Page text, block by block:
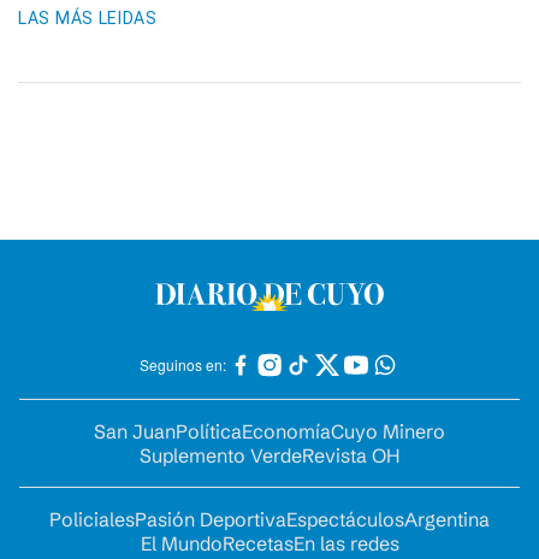
LAS MÁS LEIDAS
Seguinos en:
San JuanPolíticaEconomíaCuyo Minero
Suplemento VerdeRevista OH
PolicialesPasión DeportivaEspectáculosArgentina
El MundoRecetasEn las redes